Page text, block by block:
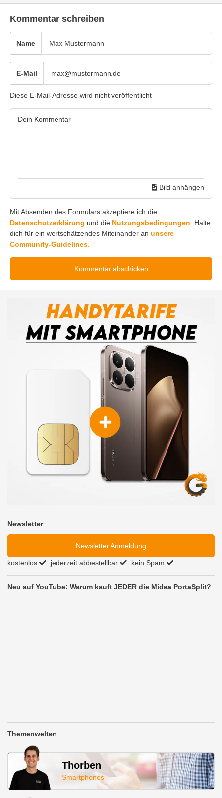
Kommentar schreiben
Name
E-Mail
Diese E-Mail-Adresse wird nicht veröffentlicht
Bild anhängen
Mit Absenden des Formulars akzeptiere ich die
Datenschutzerklärung und die Nutzungsbedingungen . Halte
dich für ein wertschätzendes Miteinander an unsere
Community-Guidelines.
Newsletter
Newsletter Anmeldung
kostenlos jederzeit abbestellbar kein Spam
Neu auf YouTube: Warum kauft JEDER die Midea PortaSplit?
Themenwelten
Thorben
Smartphones